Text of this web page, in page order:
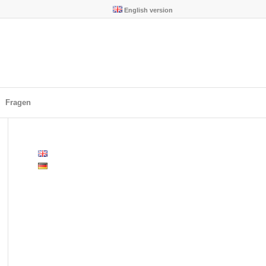
English version
Fragen